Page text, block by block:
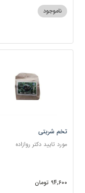
ناموجود
تخم شربتی
مورد تایید دکتر روازاده
94,600 تومان